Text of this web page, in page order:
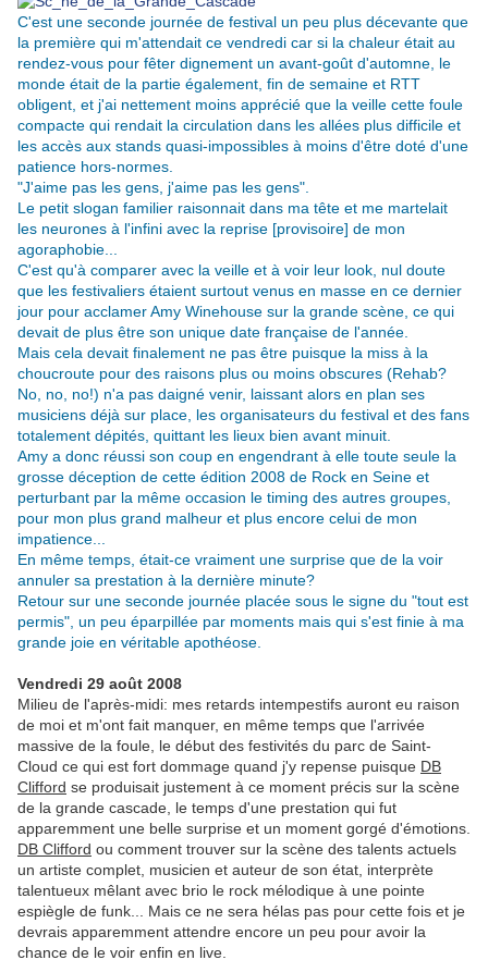
C'est une seconde journée de festival un peu plus décevante que
la première qui m'attendait ce vendredi car si la chaleur était au
rendez-vous pour fêter dignement un avant-goût d'automne, le
monde était de la partie également, fin de semaine et RTT
obligent, et j'ai nettement moins apprécié que la veille cette foule
compacte qui rendait la circulation dans les allées plus difficile et
les accès aux stands quasi-impossibles à moins d'être doté d'une
patience hors-normes.
"J'aime pas les gens, j'aime pas les gens".
Le petit slogan familier raisonnait dans ma tête et me martelait
les neurones à l'infini avec la reprise [provisoire] de mon
agoraphobie...
C'est qu'à comparer avec la veille et à voir leur look, nul doute
que les festivaliers étaient surtout venus en masse en ce dernier
jour pour acclamer Amy Winehouse sur la grande scène, ce qui
devait de plus être son unique date française de l'année.
Mais cela devait finalement ne pas être puisque la miss à la
choucroute pour des raisons plus ou moins obscures (Rehab?
No, no, no!) n'a pas daigné venir, laissant alors en plan ses
musiciens déjà sur place, les organisateurs du festival et des fans
totalement dépités, quittant les lieux bien avant minuit.
Amy a donc réussi son coup en engendrant à elle toute seule la
grosse déception de cette édition 2008 de Rock en Seine et
perturbant par la même occasion le timing des autres groupes,
pour mon plus grand malheur et plus encore celui de mon
impatience...
En même temps, était-ce vraiment une surprise que de la voir
annuler sa prestation à la dernière minute?
Retour sur une seconde journée placée sous le signe du "tout est
permis", un peu éparpillée par moments mais qui s'est finie à ma
grande joie en véritable apothéose.
Vendredi 29 août 2008
Milieu de l'après-midi: mes retards intempestifs auront eu raison
de moi et m'ont fait manquer, en même temps que l'arrivée
massive de la foule, le début des festivités du parc de Saint-
Cloud ce qui est fort dommage quand j'y repense puisque DB
Clifford se produisait justement à ce moment précis sur la scène
de la grande cascade, le temps d'une prestation qui fut
apparemment une belle surprise et un moment gorgé d'émotions.
DB Clifford ou comment trouver sur la scène des talents actuels
un artiste complet, musicien et auteur de son état, interprète
talentueux mêlant avec brio le rock mélodique à une pointe
espiègle de funk... Mais ce ne sera hélas pas pour cette fois et je
devrais apparemment attendre encore un peu pour avoir la
chance de le voir enfin en live.